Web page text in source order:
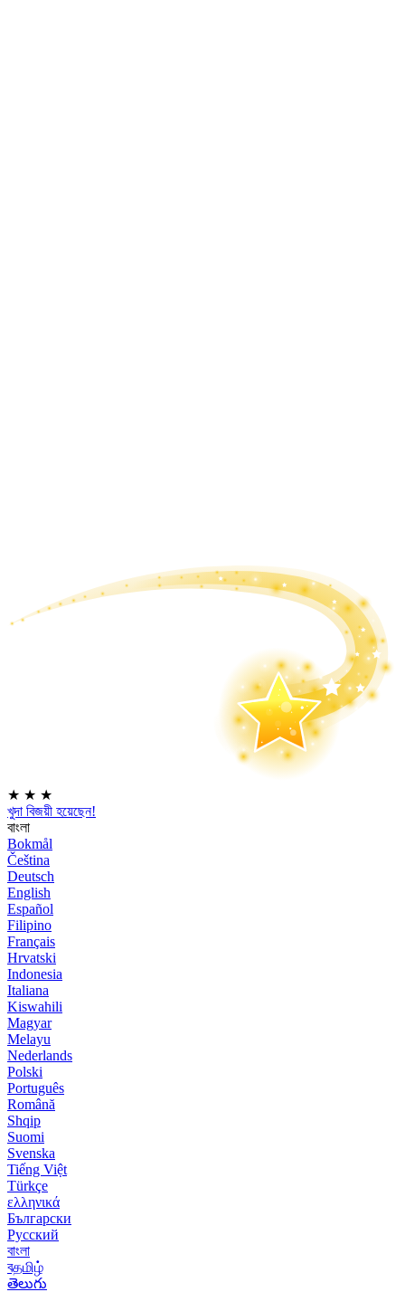
★ ★ ★
খুদা বিজয়ী হয়েছেন!
বাংলা
Bokmål
Čeština
Deutsch
English
Español
Filipino
Français
Hrvatski
Indonesia
Italiana
Kiswahili
Magyar
Melayu
Nederlands
Polski
Português
Română
Shqip
Suomi
Svenska
Tiếng Việt
Türkçe
ελληνικά
Български
Русский
বাংলা
বதமிழ்
తెలుగు